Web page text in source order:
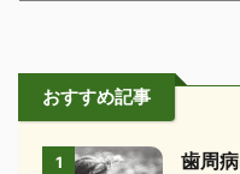
おすすめ記事
1 歯周